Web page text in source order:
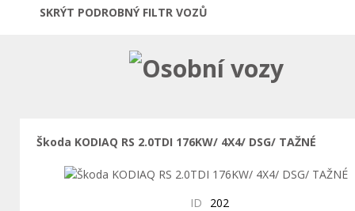
SKRÝT PODROBNÝ FILTR VOZŮ
Osobní vozy
Škoda KODIAQ RS 2.0TDI 176KW/ 4X4/ DSG/ TAŽNÉ
ID
202